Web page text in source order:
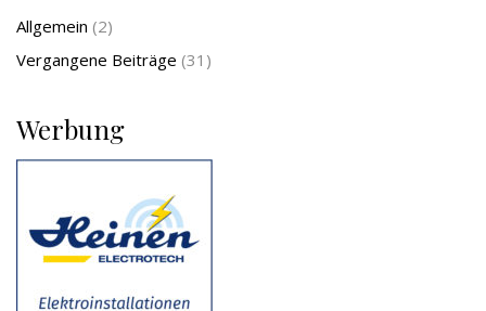
Allgemein (2)
Vergangene Beiträge (31)
Werbung